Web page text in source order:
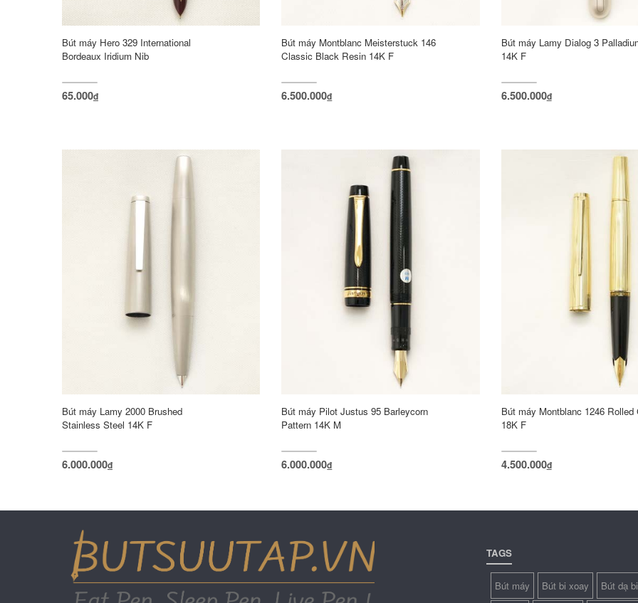
Bút máy Hero 329 International
Bordeaux Iridium Nib
65.000đ
Bút máy Montblanc Meisterstuck 146
Classic Black Resin 14K F
6.500.000đ
Bút máy Lamy Dialog 3
14K F
6.500.000đ
Bút máy Lamy 2000 Brushed
Stainless Steel 14K F
6.000.000đ
Bút máy Pilot Justus 95 Barleycorn
Pattern 14K M
6.000.000đ
Bút máy Montblanc 1246 Rolled
18K F
4.500.000đ
TAGS
Bút máy Bút bi xoay Bút dạ bi